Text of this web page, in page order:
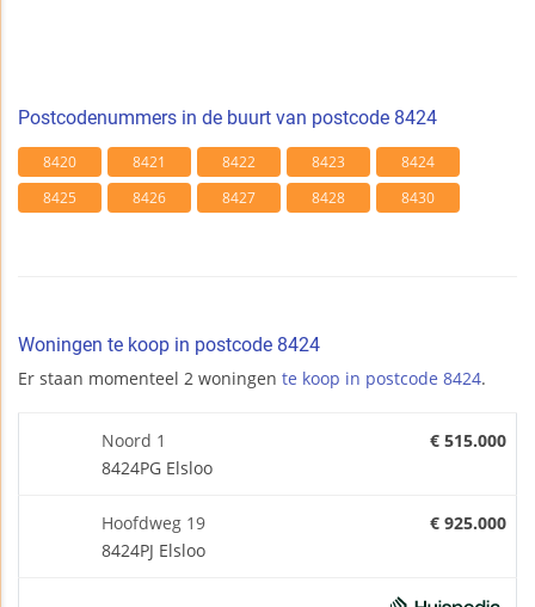
Postcodenummers in de buurt van postcode 8424
8420 8421 8422 8423
8424
8425
8426 8427 8428 8430
Woningen te koop in postcode 8424
Er staan momenteel 2 woningen te koop in postcode 8424.
Noord 1
8424PG Elsloo
€ 515.000
Hoofdweg 19
8424PJ Elsloo
€ 925.000